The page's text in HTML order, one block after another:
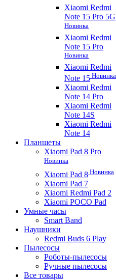
Xiaomi Redmi
Note 15 Pro 5G
Новинка
Xiaomi Redmi
Note 15 Pro
Новинка
Xiaomi Redmi
Note 15 Новинка
Xiaomi Redmi
Note 14 Pro
Xiaomi Redmi
Note 14S
Xiaomi Redmi
Note 14
Планшеты
Xiaomi Pad 8 Pro
Новинка
Xiaomi Pad 8 Новинка
Xiaomi Pad 7
Xiaomi Redmi Pad 2
Xiaomi POCO Pad
Умные часы
Smart Band
Наушники
Redmi Buds 6 Play
Пылесосы
Роботы-пылесосы
Ручные пылесосы
Все товары